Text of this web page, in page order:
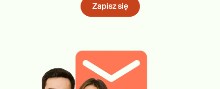
Zapisz się